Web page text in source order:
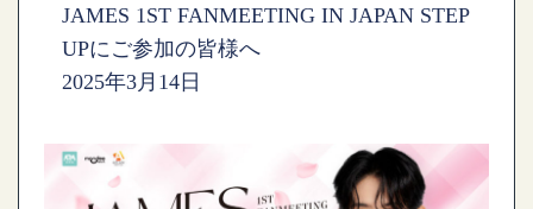
JAMES 1ST FANMEETING IN JAPAN STEP
UPにご参加の皆様へ
2025年3月14日